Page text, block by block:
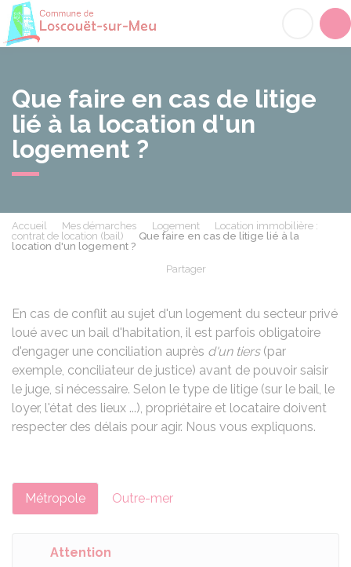
Que faire en cas de litige
lié à la location d'un
logement ?
Accueil Mes démarches Logement
Location immobilière :
contrat de location (bail)
Que faire en cas de litige lié à la
location d'un logement ?
Partager
En cas de conflit au sujet d'un logement du secteur privé
loué avec un bail d'habitation, il est parfois obligatoire
d'engager une conciliation auprès d'un tiers(par
exemple, conciliateur de justice) avant de pouvoir saisir
le juge, si nécessaire. Selon le type de litige (sur le bail, le
loyer, l'état des lieux ...), propriétaire et locataire doivent
respecter des délais pour agir. Nous vous expliquons.
Métropole Outre-mer
Attention